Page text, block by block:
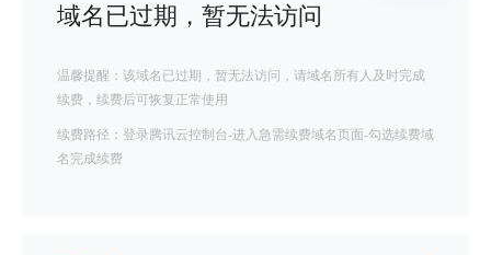
域名已过期，暂无法访问
温馨提醒：该域名已过期，暂无法访问，请域名所有人及时完成
续费，续费后可恢复正常使用
续费路径：登录腾讯云控制台-进入急需续费域名页面-勾选续费域
名完成续费